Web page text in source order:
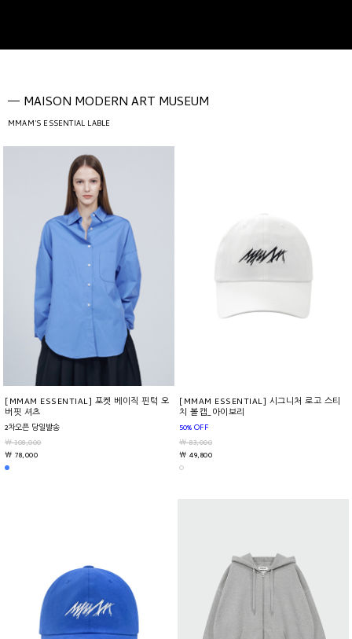
MAISON MODERN ART MUSEUM
MMAM'S ESSENTIAL LABLE
[MMAM ESSENTIAL] 포켓 베이직 핀턱 오
버핏 셔츠
2차오픈 당일발송
￦ 108,000
￦ 78,000
[MMAM ESSENTIAL] 시그니처 로고 스티
치 볼캡_아이보리
50% OFF
￦ 83,000
￦ 49,800